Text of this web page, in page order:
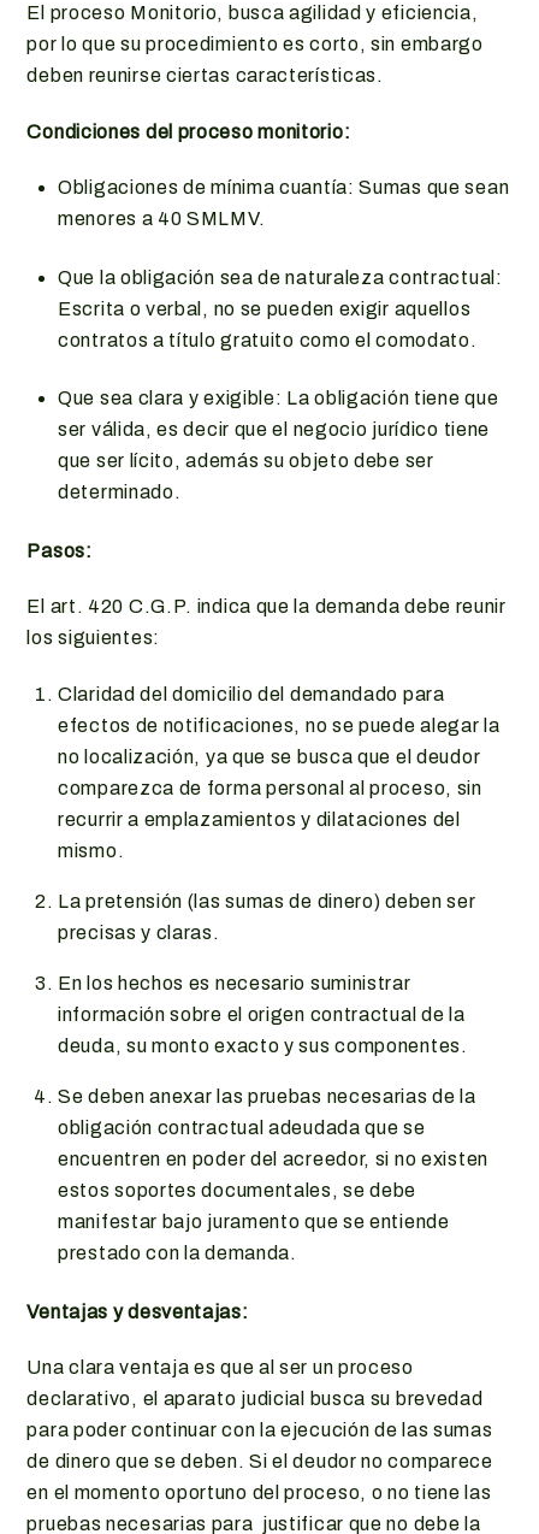
El proceso Monitorio, busca agilidad y eficiencia,
por lo que su procedimiento es corto, sin embargo
deben reunirse ciertas características.
Condiciones del proceso monitorio:
Obligaciones de mínima cuantía: Sumas que sean
menores a 40 SMLMV.
Que la obligación sea de naturaleza contractual:
Escrita o verbal, no se pueden exigir aquellos
contratos a título gratuito como el comodato.
Que sea clara y exigible: La obligación tiene que
ser válida, es decir que el negocio jurídico tiene
que ser lícito, además su objeto debe ser
determinado.
Pasos:
El art. 420 C.G.P. indica que la demanda debe reunir
los siguientes:
Claridad del domicilio del demandado para
efectos de notificaciones, no se puede alegar la
no localización, ya que se busca que el deudor
comparezca de forma personal al proceso, sin
recurrir a emplazamientos y dilataciones del
mismo.
La pretensión (las sumas de dinero) deben ser
precisas y claras.
En los hechos es necesario suministrar
información sobre el origen contractual de la
deuda, su monto exacto y sus componentes.
Se deben anexar las pruebas necesarias de la
obligación contractual adeudada que se
encuentren en poder del acreedor, si no existen
estos soportes documentales, se debe
manifestar bajo juramento que se entiende
prestado con la demanda.
Ventajas y desventajas:
Una clara ventaja es que al ser un proceso
declarativo, el aparato judicial busca su brevedad
para poder continuar con la ejecución de las sumas
de dinero que se deben. Si el deudor no comparece
en el momento oportuno del proceso, o no tiene las
pruebas necesarias para justificar que no debe la